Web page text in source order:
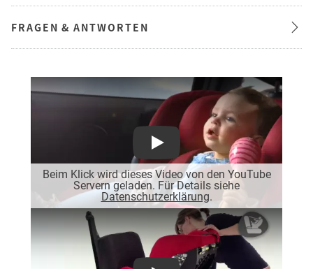
FRAGEN & ANTWORTEN
Beim Klick wird dieses Video von den YouTube
Servern geladen. Für Details siehe
Datenschutzerklärung.
Play